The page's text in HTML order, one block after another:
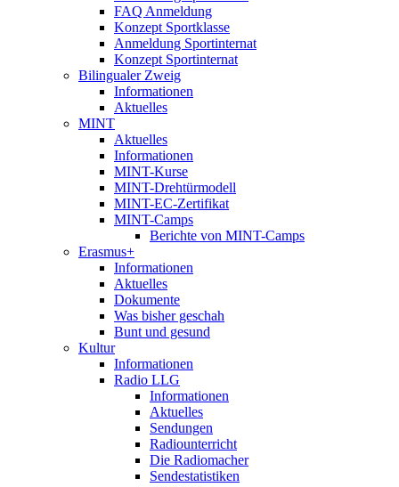
FAQ Anmeldung
Konzept Sportklasse
Anmeldung Sportinternat
Konzept Sportinternat
Bilingualer Zweig
Informationen
Aktuelles
MINT
Aktuelles
Informationen
MINT-Kurse
MINT-Drehtürmodell
MINT-EC-Zertifikat
MINT-Camps
Berichte von MINT-Camps
Erasmus+
Informationen
Aktuelles
Dokumente
Was bisher geschah
Bunt und gesund
Kultur
Informationen
Radio LLG
Informationen
Aktuelles
Sendungen
Radiounterricht
Die Radiomacher
Sendestatistiken